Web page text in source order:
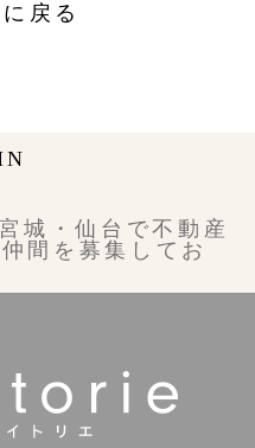
戻る
城・仙台で不動産
間を募集してお